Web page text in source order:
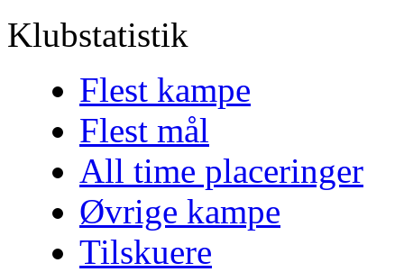
Klubstatistik
Flest kampe
Flest mål
All time placeringer
Øvrige kampe
Tilskuere